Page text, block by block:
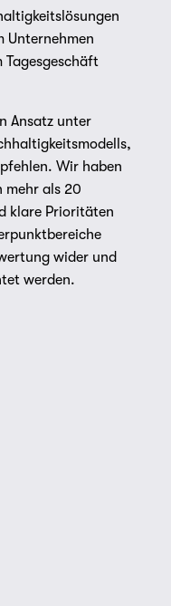
Unternehmen
Tagesgeschäft
Ansatz unter
Wir haben
mehr als 20
klare Prioritäten
wider und
werden.